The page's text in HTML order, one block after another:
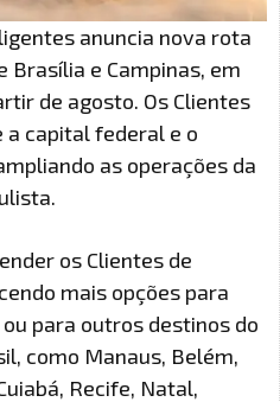
anuncia nova rota
Brasília e Campinas, em
de agosto. Os Clientes
capital federal e o
as operações da
os Clientes de
mais opções para
para outros destinos do
como Manaus, Belém,
Recife, Natal,